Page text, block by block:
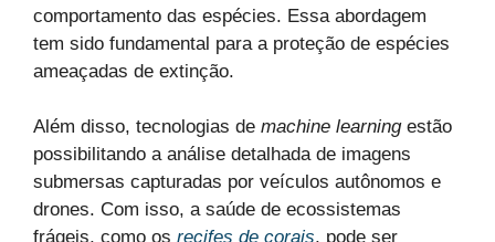
comportamento das espécies. Essa abordagem
tem sido fundamental para a proteção de espécies
ameaçadas de extinção.
Além disso, tecnologias de machine learningestão
possibilitando a análise detalhada de imagens
submersas capturadas por veículos autônomos e
drones. Com isso, a saúde de ecossistemas
frágeis, como os recifes de corais, pode ser